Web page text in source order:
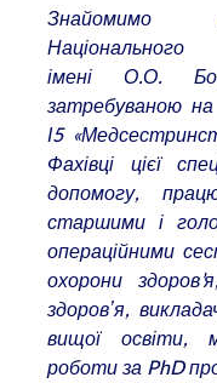
Знайомимо
імені О.О.
затребуваною
І5
Фахівці цієї
допомогу,
старшими і
операційними
охорони
здоровʼя,
вищої освіти,
роботи за PhD